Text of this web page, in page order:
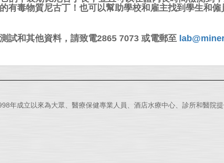
有毒物質尼古丁！也可以幫助學校和雇主找到學生和僱
試和其他資料，請致電2865 7073 或電郵至
年成立以來為大眾、醫療保健專業人員、酒店水療中心、診所和醫院